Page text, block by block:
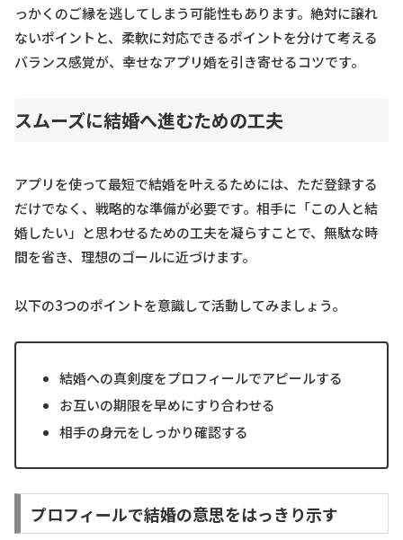
っかくのご縁を逃してしまう可能性もあります。絶対に譲れ
ないポイントと、柔軟に対応できるポイントを分けて考える
バランス感覚が、幸せなアプリ婚を引き寄せるコツです。
スムーズに結婚へ進むための工夫
アプリを使って最短で結婚を叶えるためには、ただ登録する
だけでなく、戦略的な準備が必要です。相手に「この人と結
婚したい」と思わせるための工夫を凝らすことで、無駄な時
間を省き、理想のゴールに近づけます。
以下の3つのポイントを意識して活動してみましょう。
結婚への真剣度をプロフィールでアピールする
お互いの期限を早めにすり合わせる
相手の身元をしっかり確認する
プロフィールで結婚の意思をはっきり示す